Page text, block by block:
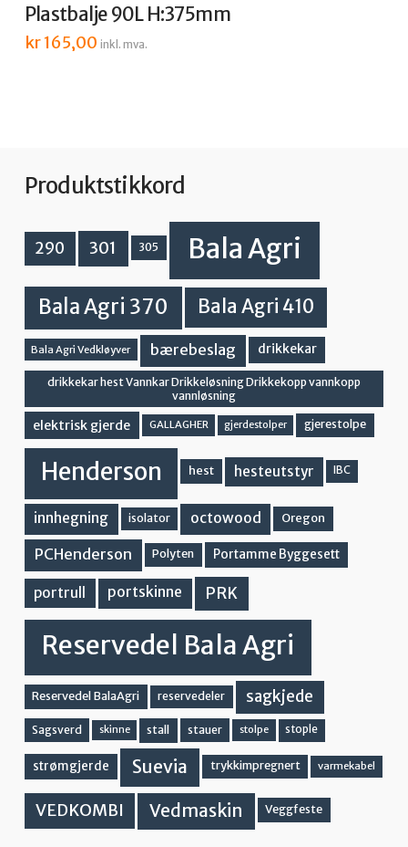
Plastbalje 90L H:375mm
kr165,00 inkl. mva.
Produktstikkord
290 301 305 Bala Agri
Bala Agri 370 Bala Agri 410
Bala Agri Vedkløyver bærebeslag drikkekar
drikkekar hest Vannkar Drikkeløsning Drikkekopp vannkopp
vannløsning
elektrisk gjerde GALLAGHER gjerdestolper gjerestolpe
Henderson hest hesteutstyr IBC
innhegning isolator octowood Oregon
PCHenderson Polyten Portamme Byggesett
portrull portskinne PRK
Reservedel Bala Agri
Reservedel BalaAgri reservedeler sagkjede
Sagsverd skinne stall stauer stolpe stople
strømgjerde Suevia trykkimpregnert varmekabel
VEDKOMBI Vedmaskin Veggfeste